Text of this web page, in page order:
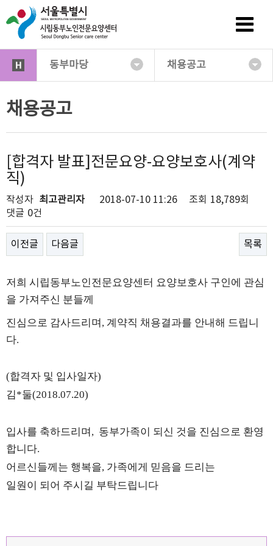
동부마당 채용공고
채용공고
[합격자 발표]전문요양-요양보호사(계약
직)
작성자 최고관리자 2018-07-10 11:26 조회 18,789회
댓글 0건
이전글 다음글 목록
저희 시립동부노인전문요양센터 요양보호사 구인에 관심
을 가져주신 분들께
진심으로 감사드리며, 계약직 채용결과를 안내해 드립니
다.
(합격자 및 입사일자)
김*둘(2018.07.20)
입사를 축하드리며, 동부가족이 되신 것을 진심으로 환영
합니다.
어르신들께는 행복을, 가족에게 믿음을 드리는
일원이 되어 주시길 부탁드립니다